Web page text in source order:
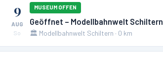
9
AUG
So
MUSEUM OFFEN
Geöffnet – Modellbahnwelt Schiltern
🏛️ Modellbahnwelt Schiltern · 0 km